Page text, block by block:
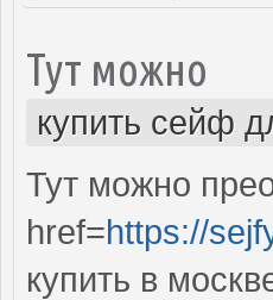
Тут можно
купить сейф
Тут можно
href=https://
купить в